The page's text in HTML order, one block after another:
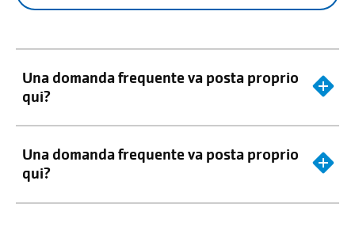
Una domanda frequente va posta proprio
qui?
Una domanda frequente va posta proprio
qui?